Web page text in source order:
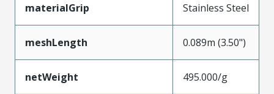
materialGrip Stainless Steel
meshLength 0.089m (3.50")
netWeight 495.000/g